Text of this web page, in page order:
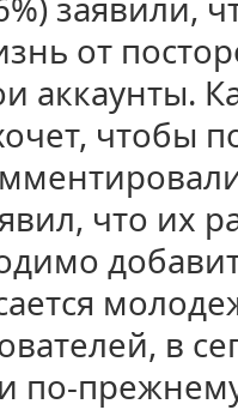
от
аккаунты.
чтобы
что их
в
по-